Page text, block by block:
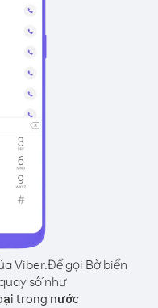
Viber.Để gọi Bờ biển
số như
trong nước